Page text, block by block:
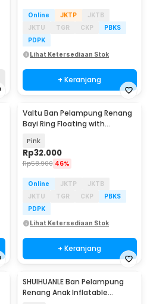
Online JKTP
JKTB
JKTU
TGR CKP
PBKS
PDPK
Lihat Ketersediaan Stok
+ Keranjang
Baru
Valtu Ban Pelampung Renang
Bayi Ring Floating with
Pink
Rp32.000
Rp58.900 46%
Online JKTP
JKTB
JKTU
TGR CKP
PBKS
PDPK
Lihat Ketersediaan Stok
+ Keranjang
SHUIHUANLE Ban Pelampung
Renang Anak Inflatable